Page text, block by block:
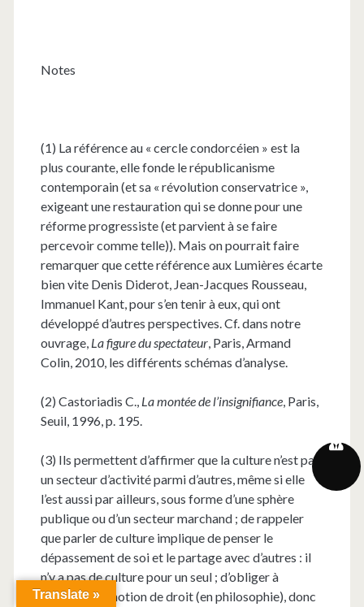
Notes
(1) La référence au « cercle condorcéien » est la
plus courante, elle fonde le républicanisme
contemporain (et sa « révolution conservatrice »,
exigeant une restauration qui se donne pour une
réforme progressiste (et parvient à se faire
percevoir comme telle)). Mais on pourrait faire
remarquer que cette référence aux Lumières écarte
bien vite Denis Diderot, Jean-Jacques Rousseau,
Immanuel Kant, pour s’en tenir à eux, qui ont
développé d’autres perspectives. Cf. dans notre
ouvrage, La figure du spectateur, Paris, Armand
Colin, 2010, les différents schémas d’analyse.
(2) Castoriadis C., La montée de l’insignifiance, Paris,
Seuil, 1996, p. 195.
(3) Ils permettent d’affirmer que la culture n’est pas
un secteur d’activité parmi d’autres, même si elle
l’est aussi par ailleurs, sous forme d’une sphère
publique ou d’un secteur marchand ; de rappeler
que parler de culture implique de penser le
dépassement de soi et le partage avec d’autres : il
n’y a pas de culture pour un seul ; d’obliger à
réfléchir à la notion de droit (en philosophie), donc
Translate »